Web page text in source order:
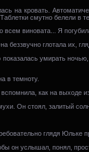
на кровать.
смутно белели в
виновата... Я
глотала их,
умирать
в темноту.
как на выходе
Он стоял, залитый
глядя Юльке
он услышал, понял,